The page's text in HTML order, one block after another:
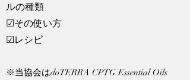
ルの種類
☑その使い方
☑レシピ​
​​※当協会はdoTERRA CPTG Essential Oils